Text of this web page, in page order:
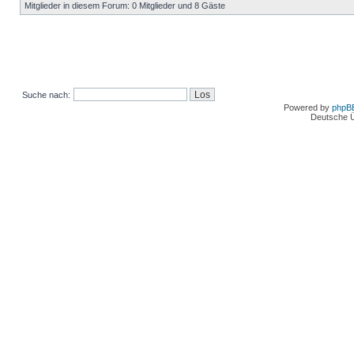
Mitglieder in diesem Forum: 0 Mitglieder und 8 Gäste
Suche nach:
Powered by
Deutsche